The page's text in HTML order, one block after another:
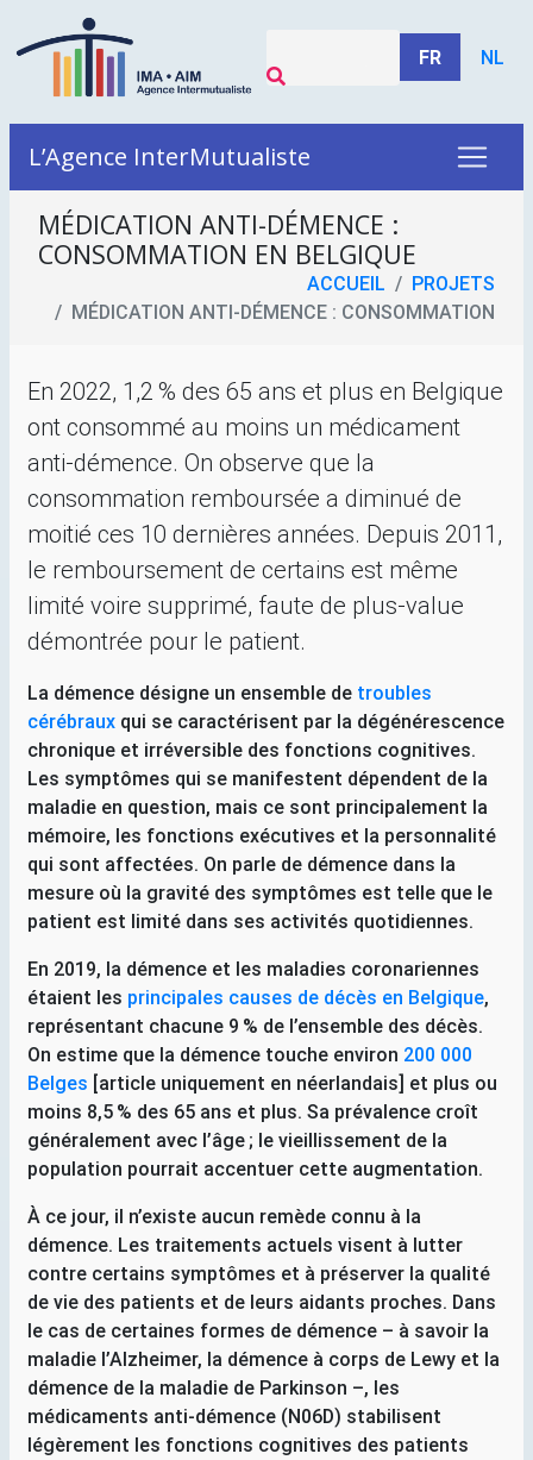
FR NL
L’Agence InterMutualiste
MÉDICATION ANTI-DÉMENCE :
CONSOMMATION EN BELGIQUE
ACCUEIL
PROJETS
MÉDICATION ANTI-DÉMENCE : CONSOMMATION
En 2022, 1,2 % des 65 ans et plus en Belgique
ont consommé au moins un médicament
anti-démence. On observe que la
consommation remboursée a diminué de
moitié ces 10 dernières années. Depuis 2011,
le remboursement de certains est même
limité voire supprimé, faute de plus-value
démontrée pour le patient.
La démence désigne un ensemble de troubles
cérébraux qui se caractérisent par la dégénérescence
chronique et irréversible des fonctions cognitives.
Les symptômes qui se manifestent dépendent de la
maladie en question, mais ce sont principalement la
mémoire, les fonctions exécutives et la personnalité
qui sont affectées. On parle de démence dans la
mesure où la gravité des symptômes est telle que le
patient est limité dans ses activités quotidiennes.
En 2019, la démence et les maladies coronariennes
étaient les principales causes de décès en Belgique,
représentant chacune 9 % de l’ensemble des décès.
On estime que la démence touche environ 200 000
Belges [article uniquement en néerlandais] et plus ou
moins 8,5 % des 65 ans et plus. Sa prévalence croît
généralement avec l’âge ; le vieillissement de la
population pourrait accentuer cette augmentation.
À ce jour, il n’existe aucun remède connu à la
démence. Les traitements actuels visent à lutter
contre certains symptômes et à préserver la qualité
de vie des patients et de leurs aidants proches. Dans
le cas de certaines formes de démence – à savoir la
maladie l’Alzheimer, la démence à corps de Lewy et la
démence de la maladie de Parkinson –, les
médicaments anti-démence (N06D) stabilisent
légèrement les fonctions cognitives des patients